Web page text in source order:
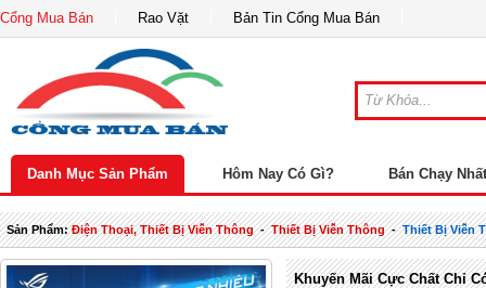
Cổng Mua Bán Rao Vặt Bản Tin Cổng Mua Bán
Danh Mục Sản Phẩm Hôm Nay Có Gì? Bán Chạy Nhất
Sản Phẩm:Điện Thoại, Thiết Bị Viễn Thông-Thiết Bị Viễn Thông-Thiết Bị Viễn
Khuyến Mãi Cực Chất Chỉ